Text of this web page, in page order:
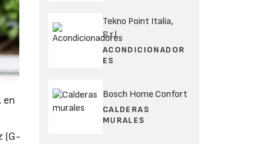
en
(G-
Tekno Point Italia,
S.r.l.
ACONDICIONADOR
ES
Bosch Home Confort
CALDERAS
MURALES